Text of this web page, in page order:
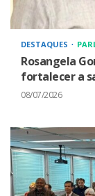
DESTAQUES
Rosangela
fortalecer a
08/07/2026